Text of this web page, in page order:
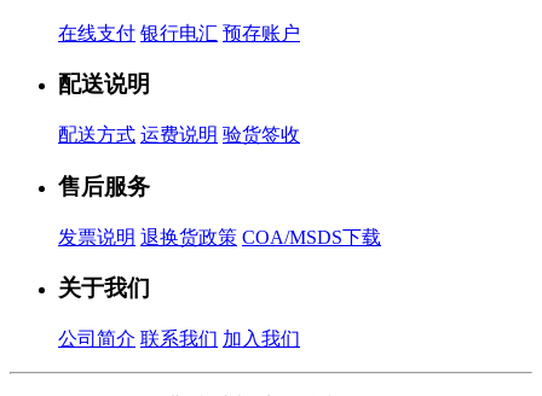
在线支付 银行电汇 预存账户
配送说明
配送方式 运费说明 验货签收
售后服务
发票说明 退换货政策 COA/MSDS下载
关于我们
公司简介 联系我们 加入我们